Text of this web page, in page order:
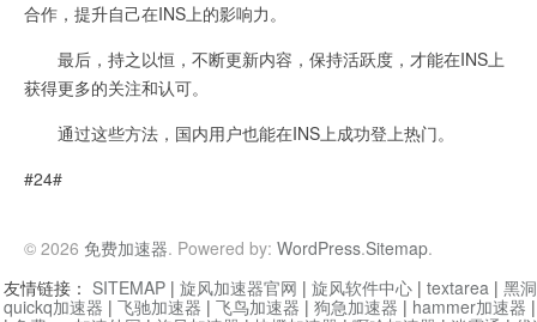
合作，提升自己在INS上的影响力。
最后，持之以恒，不断更新内容，保持活跃度，才能在INS上
获得更多的关注和认可。
通过这些方法，国内用户也能在INS上成功登上热门。
#24#
© 2026 免费加速器. Powered by: WordPress.Sitemap.
友情链接： SITEMAP | 旋风加速器官网 | 旋风软件中心 | textarea | 黑
quickq加速器 | 飞驰加速器 | 飞鸟加速器 | 狗急加速器 | hammer加速器